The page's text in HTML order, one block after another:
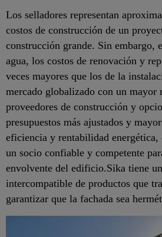
Los selladores representan
costos de construcción de un
construcción grande. Sin embargo,
agua, los costos de renovación y
veces mayores que los de la
mercado globalizado con un mayor
proveedores de construcción y
presupuestos más ajustados y
eficiencia y rentabilidad energética,
un socio confiable y competente
envolvente del edificio.Sika tiene
intercompatible de productos que
garantizar que la fachada sea